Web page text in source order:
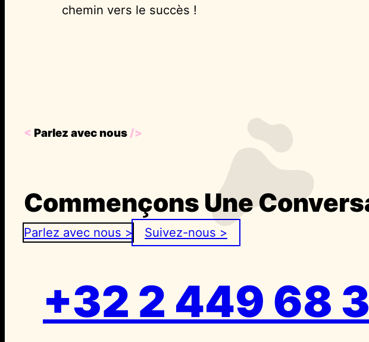
chemin vers le succès !
< Parlez avec nous />
Commençons Une
Parlez avec nous > Suivez-nous >
+32 2 449 68